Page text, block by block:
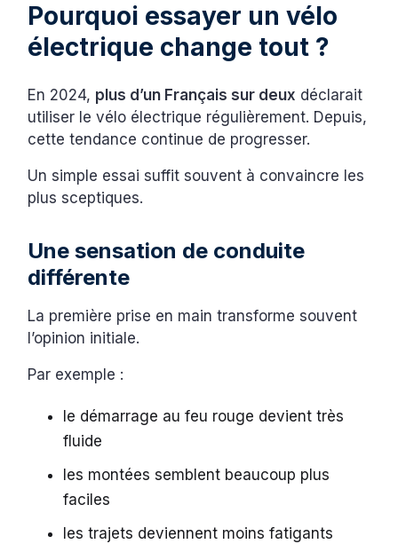
Pourquoi essayer un vélo
électrique change tout ?
En 2024, plus d’un Français sur deux déclarait
utiliser le vélo électrique régulièrement. Depuis,
cette tendance continue de progresser.
Un simple essai suffit souvent à convaincre les
plus sceptiques.
Une sensation de conduite
différente
La première prise en main transforme souvent
l’opinion initiale.
Par exemple :
le démarrage au feu rouge devient très
fluide
les montées semblent beaucoup plus
faciles
les trajets deviennent moins fatigants